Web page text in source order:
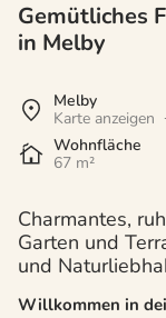
Gemütliches
in Melby
Melby
Karte anzeigen
Wohnfläche
67 m²
Charmantes,
Garten und
und
Willkommen in